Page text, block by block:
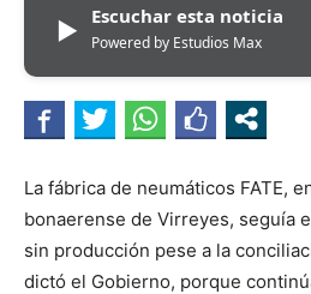
▶ Escuchar esta noticia
Powered by Estudios Max
La fábrica de neumáticos FATE,
bonaerense de Virreyes, seguía
sin producción pese a la
dictó el Gobierno, porque